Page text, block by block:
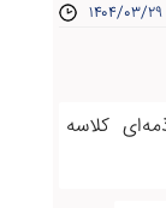
۲۹ - ۹:۵۷
کلاسه